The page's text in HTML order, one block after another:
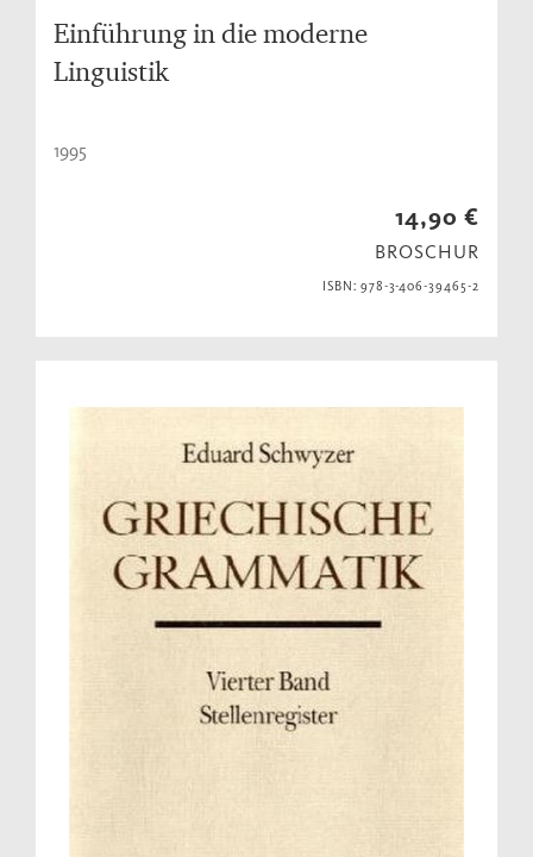
Einführung in die moderne
Linguistik
1995
14,90 €
BROSCHUR
ISBN: 978-3-406-39465-2